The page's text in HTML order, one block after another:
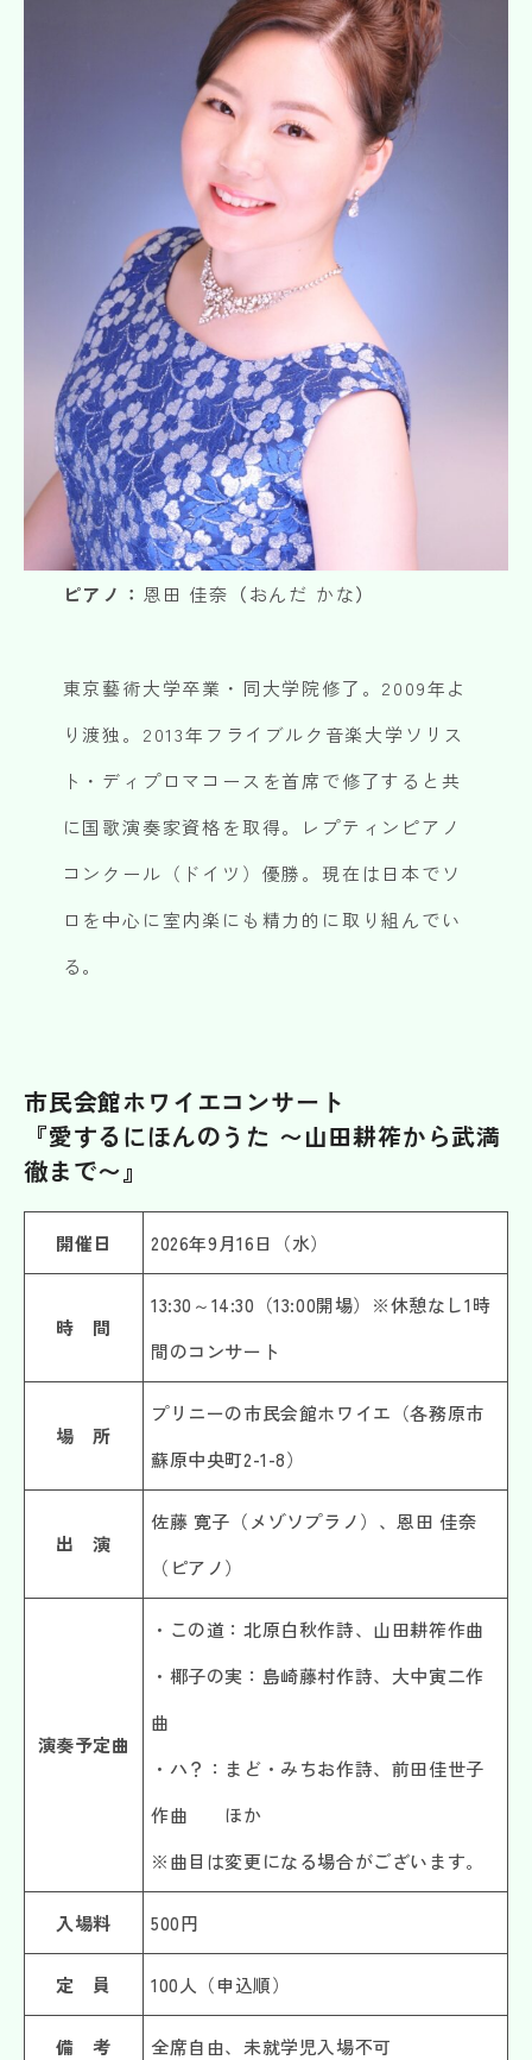
ピアノ： 恩田 佳奈 （おんだ かな）
東京藝術大学卒業・同大学院修了。2009年よ
り渡独。2013年フライブルク音楽大学ソリス
ト・ディプロマコースを首席で修了すると共
に国歌演奏家資格を取得。レプティンピアノ
コンクール（ドイツ）優勝。現在は日本でソ
ロを中心に室内楽にも精力的に取り組んでい
る。
市民会館ホワイエコンサート
『愛するにほんのうた 〜山田耕筰から武満
徹まで〜』
開催日 2026年9月16日（水）
時 間
13:30～14:30（13:00開場）※休憩なし1時
間のコンサート
場 所
プリニーの市民会館ホワイエ（各務原市
蘇原中央町2-1-8）
出 演
佐藤 寛子（メゾソプラノ）、恩田 佳奈
（ピアノ）
演奏予定曲
・この道：北原白秋作詩、山田耕筰作曲
・椰子の実：島崎藤村作詩、大中寅二作
曲
・ハ？：まど・みちお作詩、前田佳世子
作曲 ほか
※曲目は変更になる場合がございます。
入場料 500円
定 員 100人（申込順）
備 考 全席自由、未就学児入場不可